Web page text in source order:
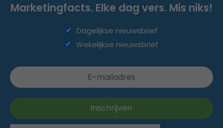
Marketingfacts. Elke dag vers. Mis niks!
Dagelijkse nieuwsbrief
Wekelijkse nieuwsbrief